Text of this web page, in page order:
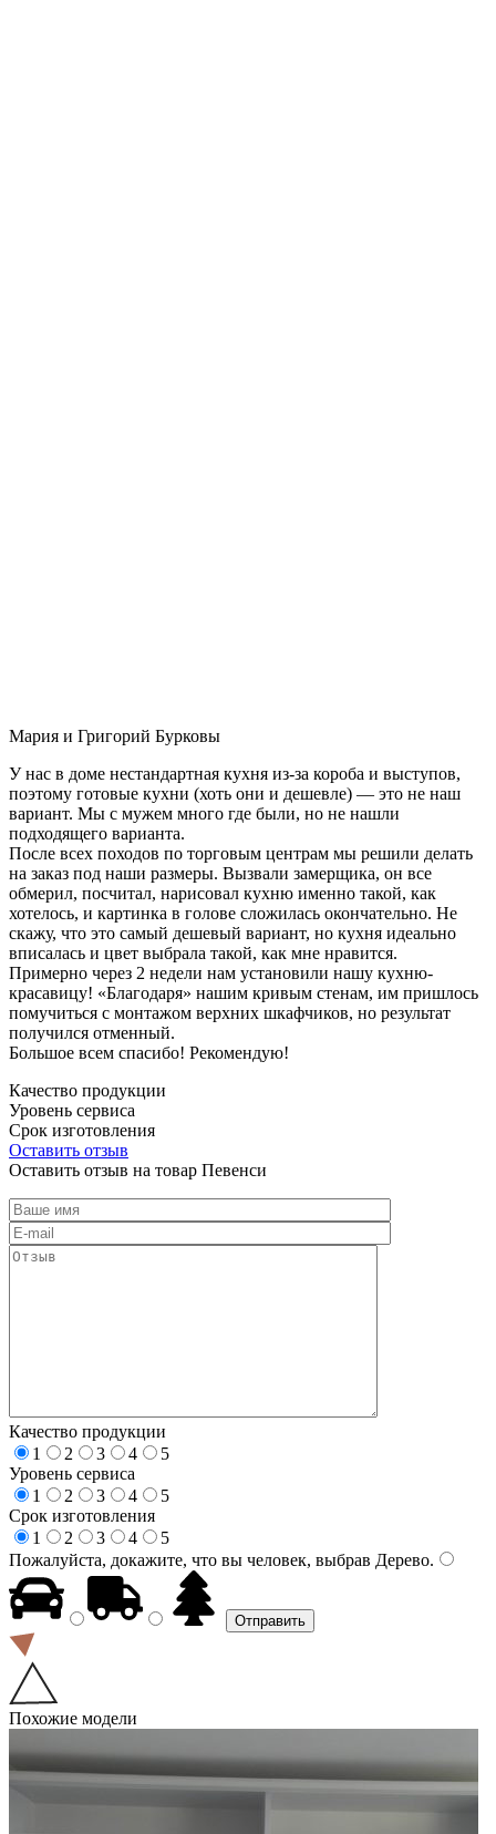
Мария и Григорий Бурковы
У нас в доме нестандартная кухня из-за короба и выступов,
поэтому готовые кухни (хоть они и дешевле) — это не наш
вариант. Мы с мужем много где были, но не нашли
подходящего варианта.
После всех походов по торговым центрам мы решили делать
на заказ под наши размеры. Вызвали замерщика, он все
обмерил, посчитал, нарисовал кухню именно такой, как
хотелось, и картинка в голове сложилась окончательно. Не
скажу, что это самый дешевый вариант, но кухня идеально
вписалась и цвет выбрала такой, как мне нравится.
Примерно через 2 недели нам установили нашу кухню-
красавицу! «Благодаря» нашим кривым стенам, им пришлось
помучиться с монтажом верхних шкафчиков, но результат
получился отменный.
Большое всем спасибо! Рекомендую!
Качество продукции
Уровень сервиса
Срок изготовления
Оставить отзыв
Оставить отзыв на товар Певенси
Качество продукции
1
2 3 4
5
Уровень сервиса
1
2 3 4
5
Срок изготовления
1
2 3 4
5
Пожалуйста, докажите, что вы человек, выбрав Дерево.
Похожие модели